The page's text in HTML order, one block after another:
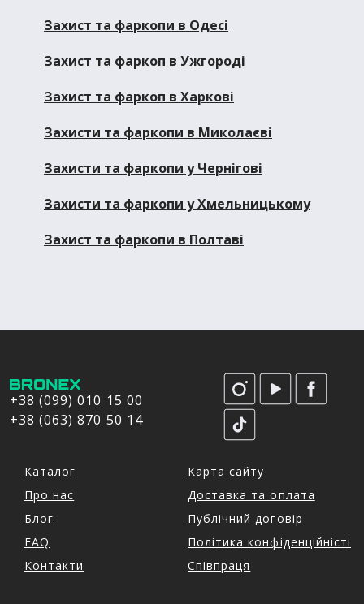
Захист та фаркопи в Одесі
Захист та фаркоп в Ужгороді
Захист та фаркоп в Харкові
Захисти та фаркопи в Миколаєві
Захисти та фаркопи у Чернігові
Захисти та фаркопи у Хмельницькому
Захист та фаркопи в Полтаві
+38 (099) 010 15 00
+38 (063) 870 50 14
Каталог
Про нас
Блог
FAQ
Контакти
Карта сайту
Доставка та оплата
Публічний договір
Політика конфіденційністі
Співпраця